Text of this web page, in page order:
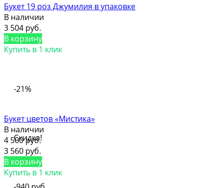
Букет 19 роз Джумилия в упаковке
В наличии
3 504 руб.
В корзину
Купить в 1 клик
-21%
Скидка!
Букет цветов «Мистика»
В наличии
4 500 руб.
3 560 руб.
В корзину
Купить в 1 клик